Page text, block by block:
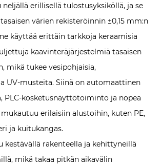
erillisellä tulostusyksiköllä, ja se
värien rekisteröinnin ±0,15 mm:n
käyttää erittäin tarkkoja keraamisia
kaavinteräjärjestelmiä tasaisen
mikä tukee vesipohjaisia,
UV-musteita. Siinä on automaattinen
PLC-kosketusnäyttötoiminto ja nopea
erilaisiin alustoihin, kuten PE,
ja kuitukangas.
kestävällä rakenteella ja kehittyneillä
mikä takaa pitkän aikavälin